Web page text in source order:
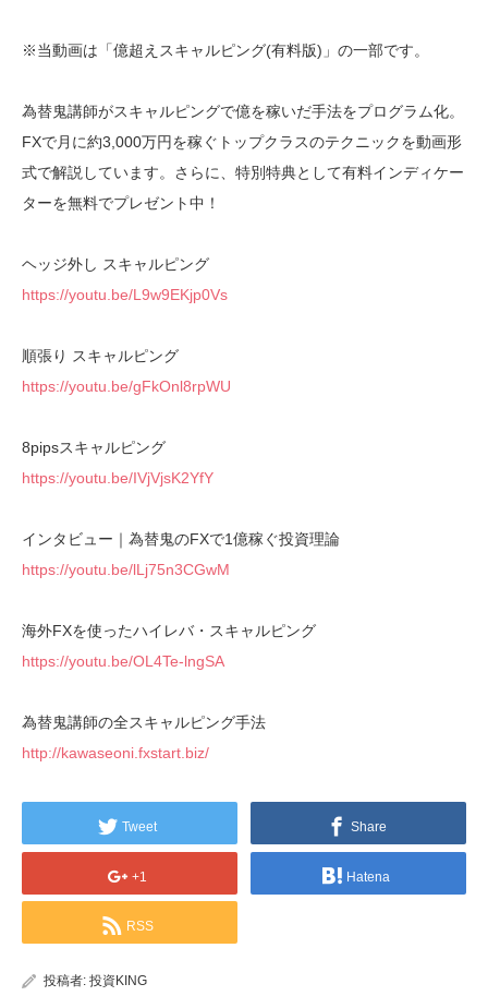
※当動画は「億超えスキャルピング(有料版)」の一部です。
為替鬼講師がスキャルピングで億を稼いだ手法をプログラム化。
FXで月に約3,000万円を稼ぐトップクラスのテクニックを動画形
式で解説しています。さらに、特別特典として有料インディケー
ターを無料でプレゼント中！
ヘッジ外し スキャルピング
https://youtu.be/L9w9EKjp0Vs
順張り スキャルピング
https://youtu.be/gFkOnl8rpWU
8pipsスキャルピング
https://youtu.be/IVjVjsK2YfY
インタビュー｜為替鬼のFXで1億稼ぐ投資理論
https://youtu.be/lLj75n3CGwM
海外FXを使ったハイレバ・スキャルピング
https://youtu.be/OL4Te-lngSA
為替鬼講師の全スキャルピング手法
http://kawaseoni.fxstart.biz/
Tweet Share
+1 Hatena
RSS
投稿者: 投資KING